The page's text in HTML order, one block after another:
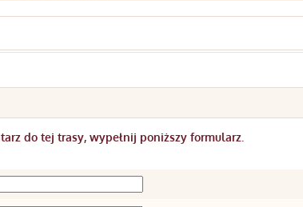
do tej trasy, wypełnij poniższy formularz.